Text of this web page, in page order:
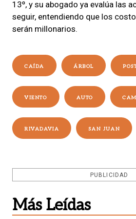
13º, y su abogado ya evalúa las
seguir, entendiendo que los
serán millonarios.
CAÍDA ÁRBOL
VIENTO AUTO
RIVADAVIA SAN JUAN
PUBLICIDAD
Más Leídas